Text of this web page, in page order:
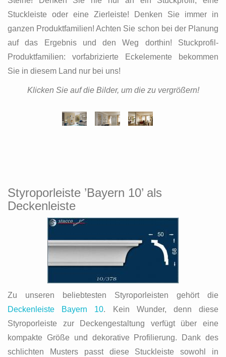
Stuckleiste oder eine Zierleiste! Denken Sie immer in
ganzen Produktfamilien! Achten Sie schon bei der Planung
auf das Ergebnis und den Weg dorthin! Stuckprofil-
Produktfamilien: vorfabrizierte Eckelemente bekommen
Sie in diesem Land nur bei uns!
Klicken Sie auf die Bilder, um die zu vergrößern!
Styroporleiste ’Bayern 10’ als
Deckenleiste
Zu unseren beliebtesten Styroporleisten gehört die
Deckenleiste Bayern 10. Kein Wunder, denn diese
Styroporleiste zur Deckengestaltung verfügt über eine
kompakte Größe und dekorative Profilierung. Dank des
schlichten Musters passt diese Stuckleiste sowohl in